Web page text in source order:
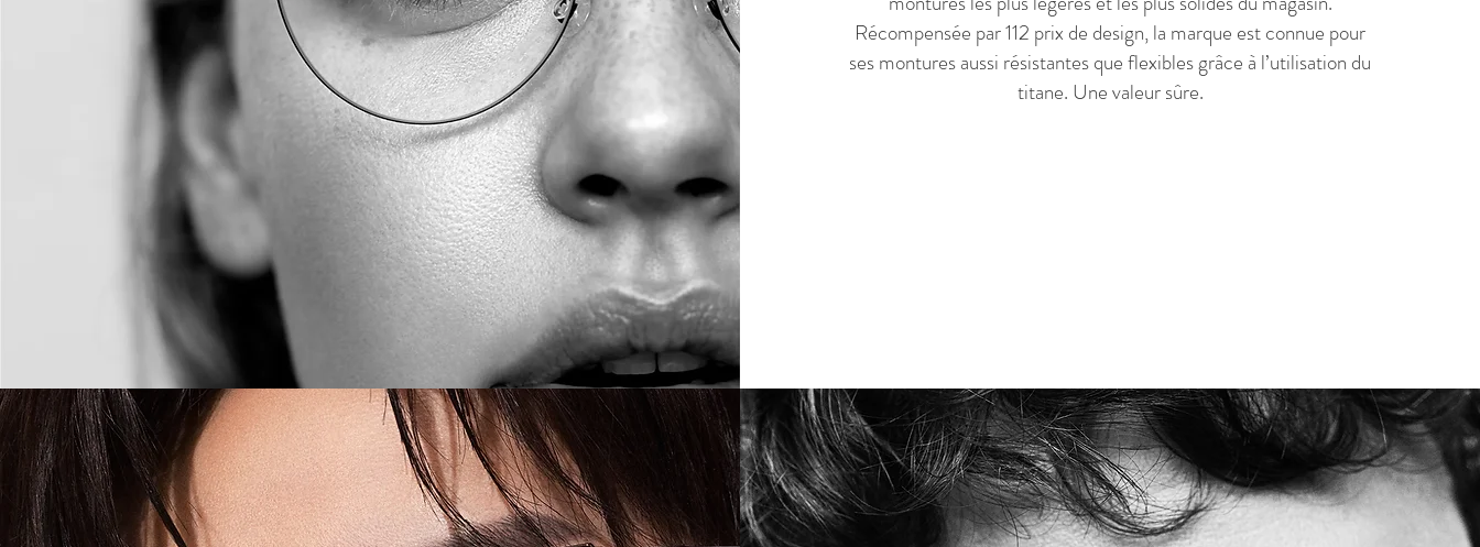
Récompensée par 112 prix de design, la marque est connue pour
ses montures aussi résistantes que flexibles grâce à l’utilisation du
titane. Une valeur sûre.